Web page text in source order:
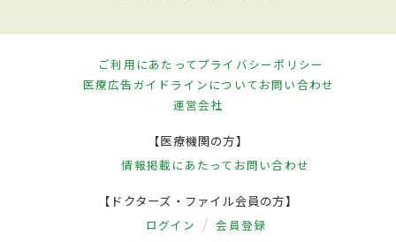
ご利用にあたってプライバシーポリシー
医療広告ガイドラインについてお問い合わせ
運営会社
【医療機関の方】
情報掲載にあたって お問い合わせ
【ドクターズ・ファイル会員の方】
ログイン 会員登録